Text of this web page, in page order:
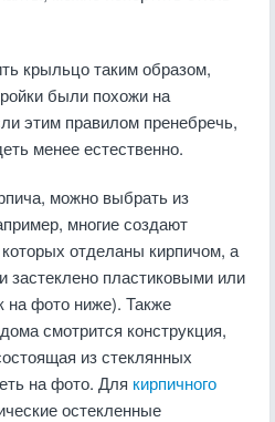
крыльцо таким образом,
были похожи на
этим правилом пренебречь,
менее естественно.
можно выбрать из
многие создают
отделаны кирпичом, а
застеклено пластиковыми или
на фото ниже). Также
смотрится конструкция,
из стеклянных
на фото. Для кирпичного
остекленные